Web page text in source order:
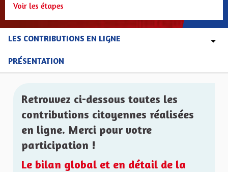
Voir les étapes
LES CONTRIBUTIONS EN LIGNE
PRÉSENTATION
Retrouvez ci-dessous toutes les
contributions citoyennes réalisées
en ligne. Merci pour votre
participation !
Le bilan global et en détail de la